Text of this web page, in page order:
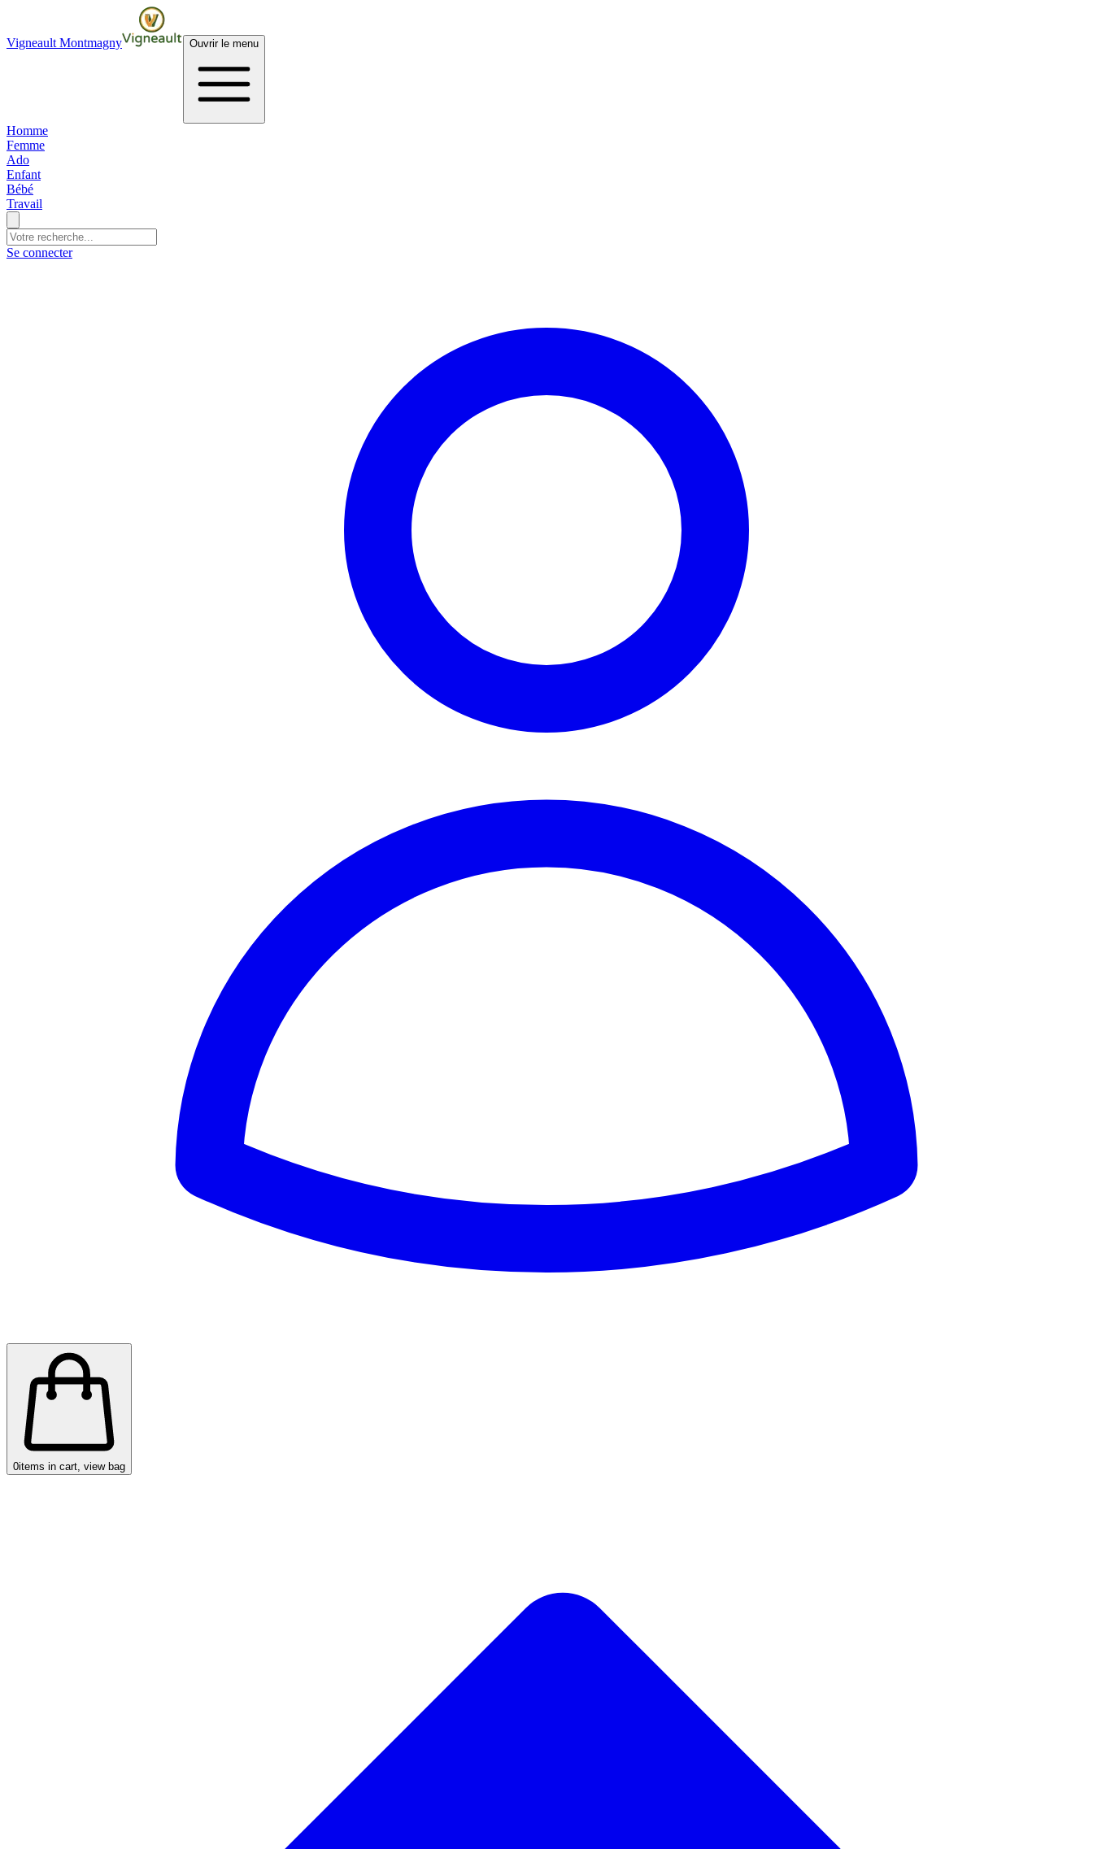
Vigneault Montmagny Ouvrir le menu
Homme
Femme
Ado
Enfant
Bébé
Travail
Se connecter
0items in cart, view bag